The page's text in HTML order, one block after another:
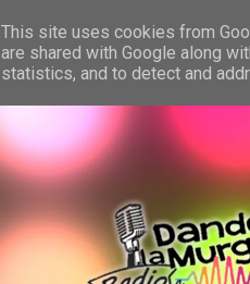
This site uses cookies from
are shared with Google along
statistics, and to detect and